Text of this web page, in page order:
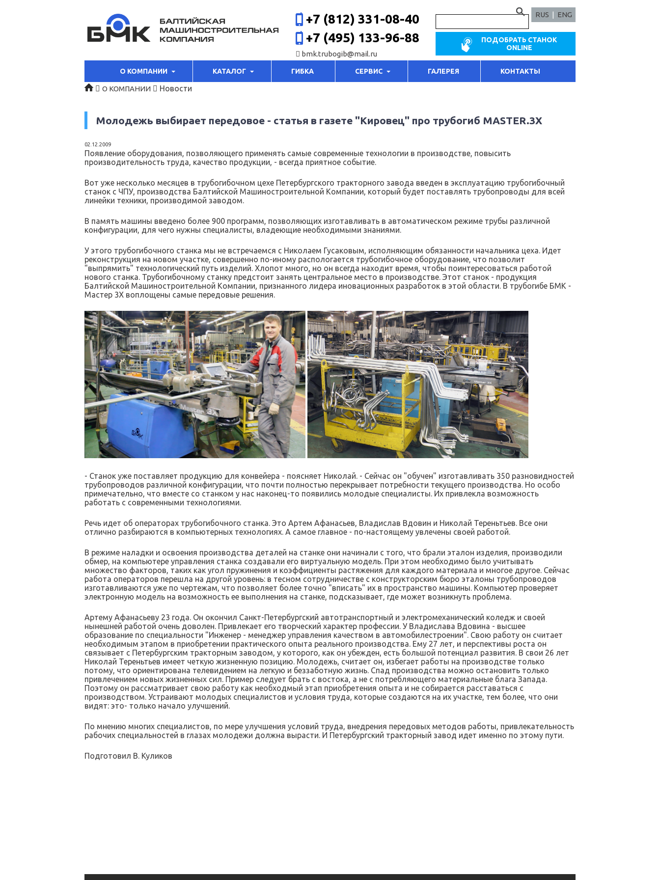
+7 (812) 331-08-40
+7 (495) 133-96-88
bmk.trubogib@mail.ru
RUS | ENG
ПОДОБРАТЬ СТАНОК
ONLINE
О КОМПАНИИ КАТАЛОГ ГИБКА СЕРВИС ГАЛЕРЕЯ КОНТАКТЫ
О КОМПАНИИ Новости
Молодежь выбирает передовое - статья в газете "Кировец" про трубогиб MASTER.3Х
02.12.2009
Появление оборудования, позволяющего применять самые современные технологии в производстве, повысить
производительность труда, качество продукции, - всегда приятное событие.
Вот уже несколько месяцев в трубогибочном цехе Петербургского тракторного завода введен в эксплуатацию трубогибочный
станок с ЧПУ, производства Балтийской Машиностроительной Компании, который будет поставлять трубопроводы для всей
линейки техники, производимой заводом.
В память машины введено более 900 программ, позволяющих изготавливать в автоматическом режиме трубы различной
конфигурации, для чего нужны специалисты, владеющие необходимыми знаниями.
У этого трубогибочного станка мы не встречаемся с Николаем Гусаковым, исполняющим обязанности начальника цеха. Идет
реконструкция на новом участке, совершенно по-иному распологается трубогибочное оборудование, что позволит
"выпрямить" технологический путь изделий. Хлопот много, но он всегда находит время, чтобы поинтересоваться работой
нового станка. Трубогибочному станку предстоит занять центральное место в производстве. Этот станок - продукция
Балтийской Машиностроительной Компании, признанного лидера иновационных разработок в этой области. В трубогибе БМК -
Мастер 3Х воплощены самые передовые решения.
- Станок уже поставляет продукцию для конвейера - поясняет Николай. - Сейчас он "обучен" изготавливать 350 разновидностей
трубопроводов различной конфигурации, что почти полностью перекрывает потребности текущего производства. Но особо
примечательно, что вместе со станком у нас наконец-то появились молодые специалисты. Их привлекла возможность
работать с современными технологиями.
Речь идет об операторах трубогибочного станка. Это Артем Афанасьев, Владислав Вдовин и Николай Тереньтьев. Все они
отлично разбираются в компьютерных технологиях. А самое главное - по-настоящему увлечены своей работой.
В режиме наладки и освоения производства деталей на станке они начинали с того, что брали эталон изделия, производили
обмер, на компьютере управления станка создавали его виртуальную модель. При этом необходимо было учитывать
множество факторов, таких как угол пружинения и коэффициенты растяжения для каждого материала и многое другое. Сейчас
работа операторов перешла на другой уровень: в тесном сотрудничестве с конструкторским бюро эталоны трубопроводов
изготавливаются уже по чертежам, что позволяет более точно "вписать" их в пространство машины. Компьютер проверяет
электронную модель на возможность ее выполнения на станке, подсказывает, где может возникнуть проблема.
Артему Афанасьеву 23 года. Он окончил Санкт-Петербургский автотранспортный и электромеханический коледж и своей
нынешней работой очень доволен. Привлекает его творческий характер профессии. У Владислава Вдовина - высшее
образование по специальности "Инженер - менеджер управления качеством в автомобилестроении". Свою работу он считает
необходимым этапом в приобретении практического опыта реального производства. Ему 27 лет, и перспективы роста он
связывает с Петербургским тракторным заводом, у которого, как он убежден, есть большой потенциал развития. В свои 26 лет
Николай Тереньтьев имеет четкую жизненную позицию. Молодежь, считает он, избегает работы на производстве только
потому, что ориентирована телевидением на легкую и беззаботную жизнь. Спад производства можно остановить только
привлечением новых жизненных сил. Пример следует брать с востока, а не с потребляющего материальные блага Запада.
Поэтому он рассматривает свою работу как необходмый этап приобретения опыта и не собирается расставаться с
производством. Устраивают молодых специалистов и условия труда, которые создаются на их участке, тем более, что они
видят: это- только начало улучшений.
По мнению многих специалистов, по мере улучшения условий труда, внедрения передовых методов работы, привлекательность
рабочих специальностей в глазах молодежи должна вырасти. И Петербургский тракторный завод идет именно по этому пути.
Подготовил В. Куликов